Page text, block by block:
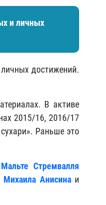
и личных
достижений.
В активе
2015/16, 2016/17
Раньше это
Мальте Стремвалля
Михаила Анисинаи